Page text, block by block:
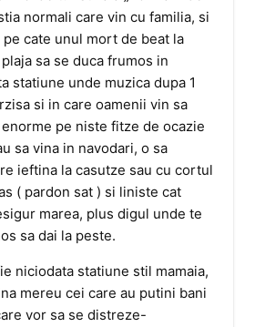
normali care vin cu familia, si
pe cate unul mort de beat la
sa se duca frumos in
statiune unde muzica dupa 1
si in care oamenii vin sa
pe niste fitze de ocazie
sa vina in navodari, o sa
ieftina la casutze sau cu cortul
( pardon sat ) si liniste cat
marea, plus digul unde te
sa dai la peste.
niciodata statiune stil mamaia,
mereu cei care au putini bani
vor sa se distreze-